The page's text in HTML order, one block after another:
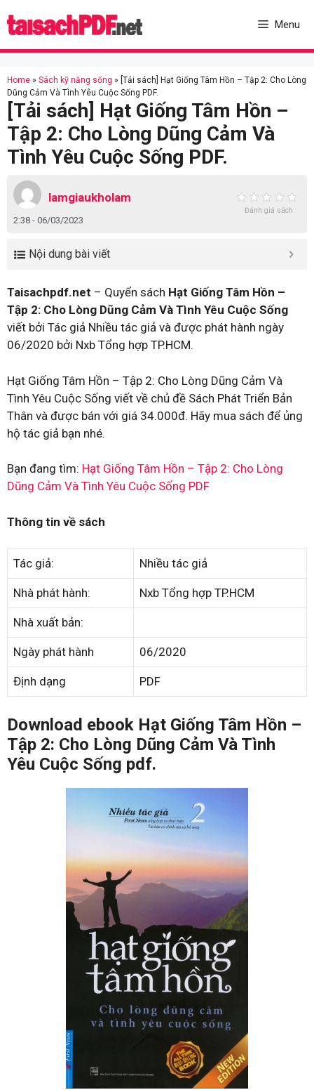
to
Menu
Home » Sách kỹ năng sống » [Tải sách] Hạt Giống Tâm Hồn – Tập 2: Cho Lòng
Dũng Cảm Và Tình Yêu Cuộc Sống PDF.
[Tải sách] Hạt Giống Tâm Hồn –
Tập 2: Cho Lòng Dũng Cảm Và
Tình Yêu Cuộc Sống PDF.
lamgiaukholam
2:38 - 06/03/2023
Đánh giá sách
Nội dung bài viết
Taisachpdf.net – Quyển sách Hạt Giống Tâm Hồn –
Tập 2: Cho Lòng Dũng Cảm Và Tình Yêu Cuộc Sống
viết bởi Tác giả Nhiều tác giả và được phát hành ngày
06/2020 bởi Nxb Tổng hợp TP.HCM.
Hạt Giống Tâm Hồn – Tập 2: Cho Lòng Dũng Cảm Và
Tình Yêu Cuộc Sống viết về chủ đề Sách Phát Triển Bản
Thân và được bán với giá 34.000đ. Hãy mua sách để ủng
hộ tác giả bạn nhé.
Bạn đang tìm: Hạt Giống Tâm Hồn – Tập 2: Cho Lòng
Dũng Cảm Và Tình Yêu Cuộc Sống PDF
Thông tin về sách
Tác giả: Nhiều tác giả
Nhà phát hành: Nxb Tổng hợp TP.HCM
Nhà xuất bản:
Ngày phát hành 06/2020
Định dạng PDF
Download ebook Hạt Giống Tâm Hồn –
Tập 2: Cho Lòng Dũng Cảm Và Tình
Yêu Cuộc Sống pdf.